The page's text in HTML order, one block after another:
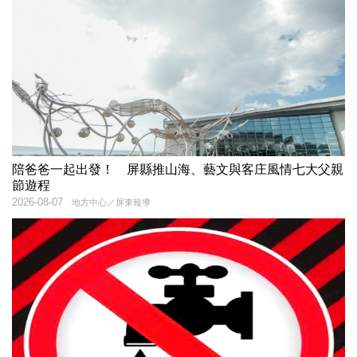
陪爸爸一起出發！ 屏縣推山海、藝文與客庄風情七大父親
節遊程
地方中心／屏東報導
2026-08-07